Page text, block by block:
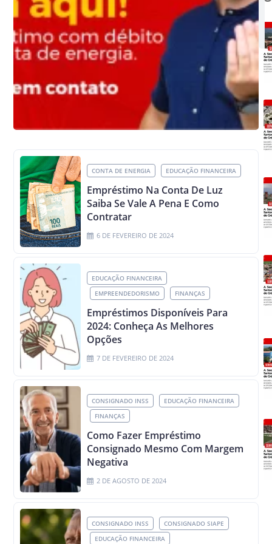
CONTA DE ENERGIA EDUCAÇÃO FINANCEIRA
Empréstimo Na Conta De Luz
Saiba Se Vale A Pena E Como
Contratar
6 DE FEVEREIRO DE 2024
EDUCAÇÃO FINANCEIRA
EMPREENDEDORISMO
FINANÇAS
Empréstimos Disponíveis Para
2024: Conheça As Melhores
Opções
7 DE FEVEREIRO DE 2024
CONSIGNADO INSS
EDUCAÇÃO FINANCEIRA
FINANÇAS
Como Fazer Empréstimo
Consignado Mesmo Com Margem
Negativa
2 DE AGOSTO DE 2024
CONSIGNADO INSS
CONSIGNADO SIAPE
EDUCAÇÃO FINANCEIRA